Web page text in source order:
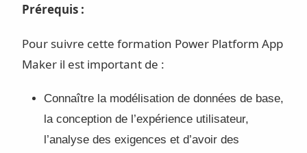
Prérequis :
Pour suivre cette formation Power Platform App
Maker il est important de :
Connaître la modélisation de données de base,
la conception de l’expérience utilisateur,
l’analyse des exigences et d’avoir des